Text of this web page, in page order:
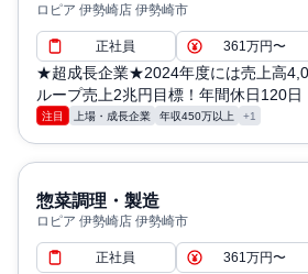
ロピア 伊勢崎店 伊勢崎市
正社員 361万円〜
★超成長企業★2024年度には売上高
ループ売上2兆円目標！年間休日120日
注目 上場・成長企業 年収450万以上 +1
惣菜調理・製造
ロピア 伊勢崎店 伊勢崎市
正社員 361万円〜